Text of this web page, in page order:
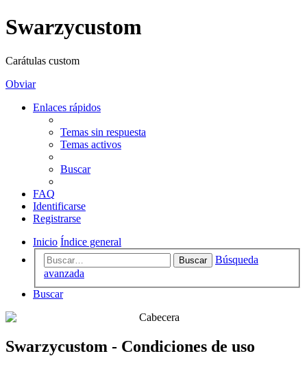
Swarzycustom
Carátulas custom
Obviar
Enlaces rápidos
Temas sin respuesta
Temas activos
Buscar
FAQ
Identificarse
Registrarse
Inicio Índice general
Buscar
Búsqueda
avanzada
Buscar
Swarzycustom - Condiciones de uso